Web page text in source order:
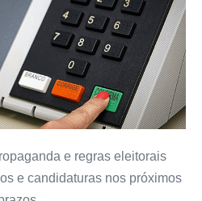
e regras eleitorais
e candidaturas nos próximos